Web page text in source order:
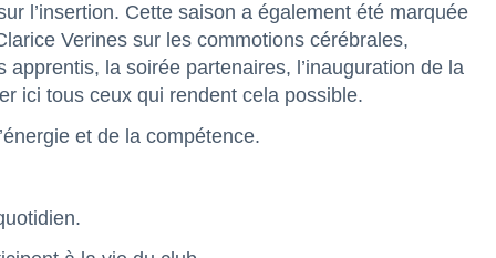
l’insertion. Cette saison a également été marquée
Verines sur les commotions cérébrales,
la soirée partenaires, l’inauguration de la
ici tous ceux qui rendent cela possible.
et de la compétence.